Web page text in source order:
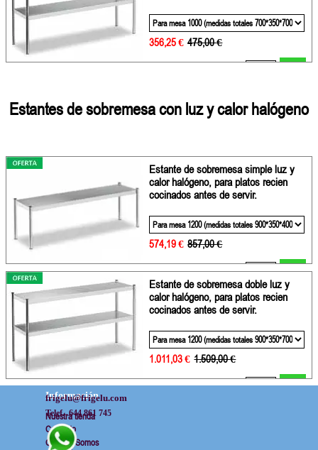
356,25 € Precio sin descuento
475,00 €
Estantes de sobremesacon luz y calor halógeno
Estante de sobremesa simple luz y
calor halógeno, para platos recien
cocinados antes de servir.
574,19 € Precio sin descuento
857,00 €
Añadir
Estante de sobremesa doble luz y
calor halógeno, para platos recien
cocinados antes de servir.
1.011,03 € Precio sin descuento
1.509,00 €
Añadir
Información
Nuestra tienda
Contacto
Quienes Somos
Telef.  644 861 745
frigelu@frigelu.com